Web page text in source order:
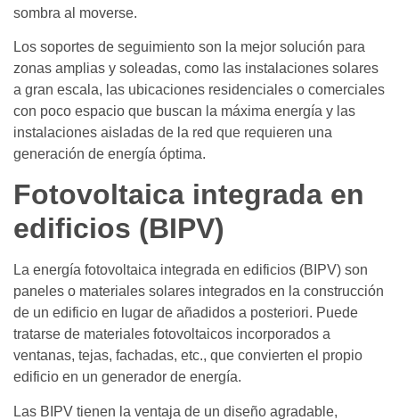
sombra al moverse.
Los soportes de seguimiento son la mejor solución para
zonas amplias y soleadas, como las instalaciones solares
a gran escala, las ubicaciones residenciales o comerciales
con poco espacio que buscan la máxima energía y las
instalaciones aisladas de la red que requieren una
generación de energía óptima.
Fotovoltaica integrada en
edificios (BIPV)
La energía fotovoltaica integrada en edificios (BIPV) son
paneles o materiales solares integrados en la construcción
de un edificio en lugar de añadidos a posteriori. Puede
tratarse de materiales fotovoltaicos incorporados a
ventanas, tejas, fachadas, etc., que convierten el propio
edificio en un generador de energía.
Las BIPV tienen la ventaja de un diseño agradable,